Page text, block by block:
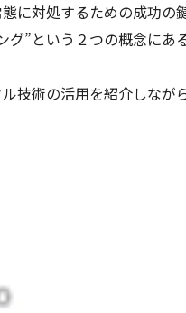
に対処するための成功の
”という２つの概念にあ
技術の活用を紹介しなが